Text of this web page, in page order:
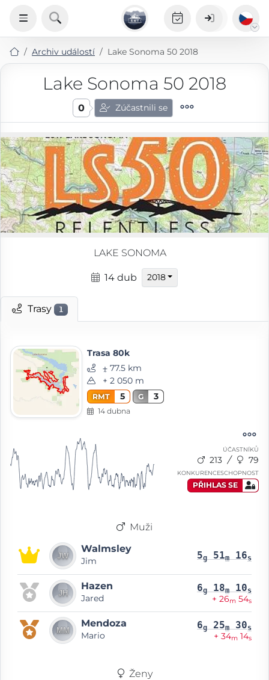
Archiv událostí Lake Sonoma 50 2018
Lake Sonoma 50 2018
0 Zúčastnili se
LAKE SONOMA
14 dub 2018
Trasy 1
Trasa 80k
⨦ 77.5 km
+ 2 050 m
RMT 5 G 3
14 dubna
ÚČASTNÍKŮ
213 79
KONKURENCESCHOPNOST
PŘIHLAS SE
Muži
Walmsley
Jim 5g 51m 16s
Hazen
Jared
6g 18m 10s
+ 26m 54s
Mendoza
Mario
6g 25m 30s
+ 34m 14s
Ženy